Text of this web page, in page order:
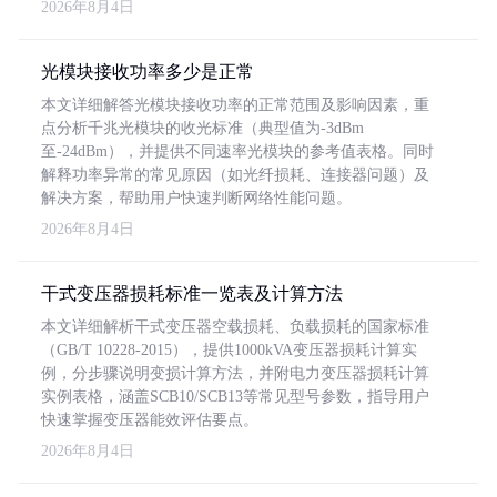
2026年8月4日
光模块接收功率多少是正常
本文详细解答光模块接收功率的正常范围及影响因素，重
点分析千兆光模块的收光标准（典型值为-3dBm
至-24dBm），并提供不同速率光模块的参考值表格。同时
解释功率异常的常见原因（如光纤损耗、连接器问题）及
解决方案，帮助用户快速判断网络性能问题。
2026年8月4日
干式变压器损耗标准一览表及计算方法
本文详细解析干式变压器空载损耗、负载损耗的国家标准
（GB/T 10228-2015），提供1000kVA变压器损耗计算实
例，分步骤说明变损计算方法，并附电力变压器损耗计算
实例表格，涵盖SCB10/SCB13等常见型号参数，指导用户
快速掌握变压器能效评估要点。
2026年8月4日